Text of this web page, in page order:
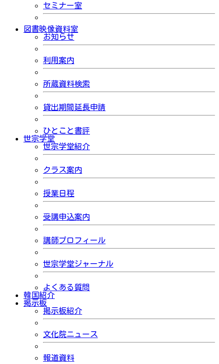
セミナー室
図書映像資料室
お知らせ
利用案内
所蔵資料検索
貸出期間延長申請
ひとこと書評
世宗学堂
世宗学堂紹介
クラス案内
授業日程
受講申込案内
講師プロフィール
世宗学堂ジャーナル
よくある質問
韓国紹介
掲示板
掲示板紹介
文化院ニュース
報道資料